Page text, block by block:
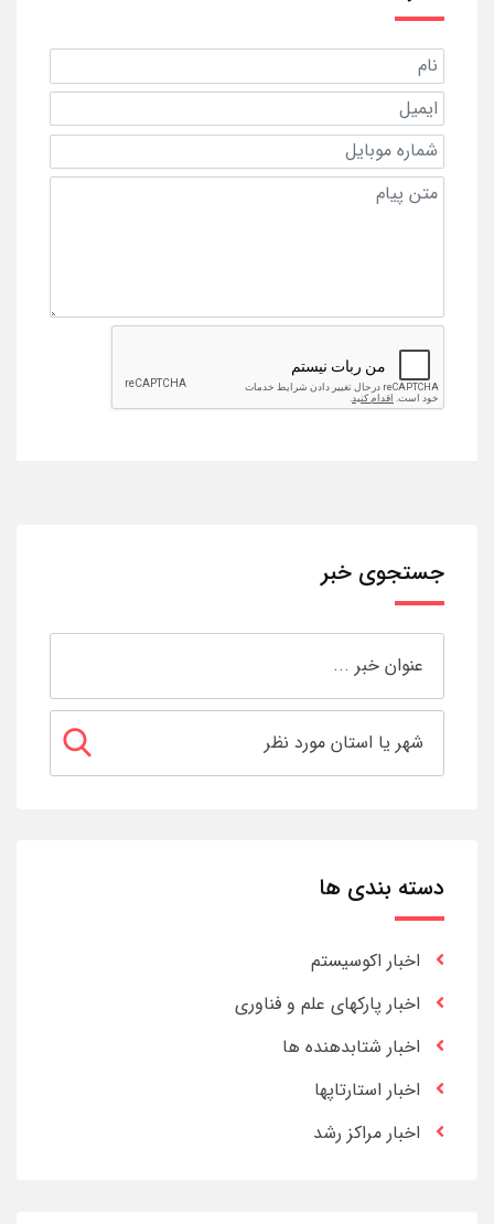
جستجوی خبر
دسته بندی ها
اخبار اکوسیستم
اخبار پارکهای علم و فناوری
اخبار شتابدهنده ها
اخبار استارتاپها
اخبار مراکز رشد